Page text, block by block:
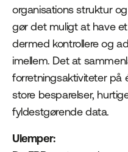
organisations struktur
gør det muligt at have
dermed kontrollere og
imellem. Det at
forretningsaktiviteter på
store besparelser,
fyldestgørende data.
Ulemper: